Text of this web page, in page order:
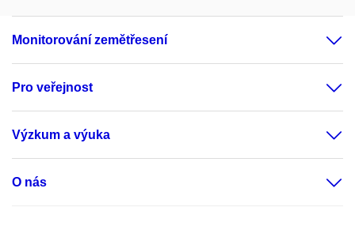
Monitorování zemětřesení
Pro veřejnost
Výzkum a výuka
O nás